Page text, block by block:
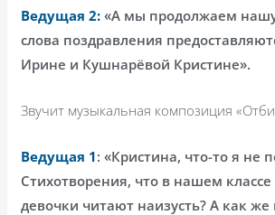
Ведущая 2: «А мы продолжаем
слова поздравления
Ирине и Кушнарёвой Кристине».
Звучит музыкальная композиция
Ведущая 1: «Кристина, что-то я не
Стихотворения, что в нашем классе
девочки читают наизусть? А как